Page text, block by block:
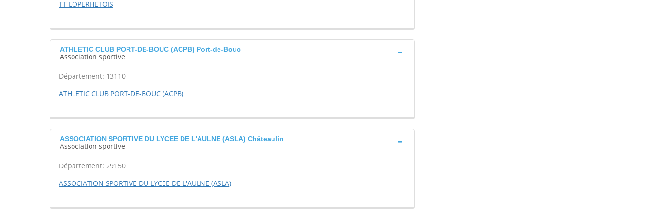
TT LOPERHETOIS
ATHLETIC CLUB PORT-DE-BOUC (ACPB) Port-de-Bouc
Association sportive
Département: 13110
ATHLETIC CLUB PORT-DE-BOUC (ACPB)
ASSOCIATION SPORTIVE DU LYCEE DE L'AULNE (ASLA) Châteaulin
Association sportive
Département: 29150
ASSOCIATION SPORTIVE DU LYCEE DE L'AULNE (ASLA)